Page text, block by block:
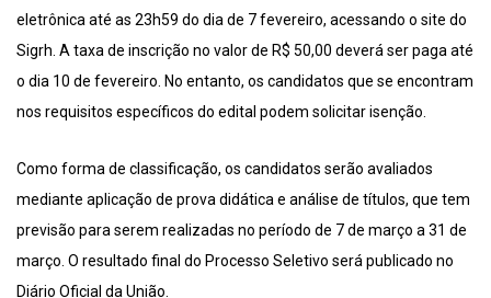
eletrônica até as 23h59 do dia de 7 fevereiro, acessando o site do
Sigrh. A taxa de inscrição no valor de R$ 50,00 deverá ser paga até
o dia 10 de fevereiro. No entanto, os candidatos que se encontram
nos requisitos específicos do edital podem solicitar isenção.
Como forma de classificação, os candidatos serão avaliados
mediante aplicação de prova didática e análise de títulos, que tem
previsão para serem realizadas no período de 7 de março a 31 de
março. O resultado final do Processo Seletivo será publicado no
Diário Oficial da União.